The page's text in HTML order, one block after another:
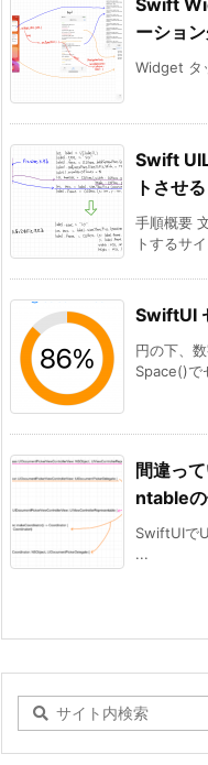
Swift
ーショ
Widget タ
Swift
トさせる
手順概要
トするサ
SwiftUI
円の下、
Space()で
間違っ
ntable
SwiftUIで
...